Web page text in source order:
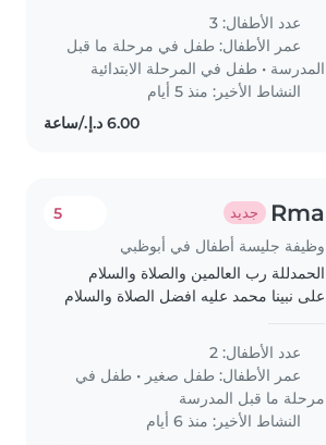
patience, and respect. *
Sometimes you may need to
accompany them to the play
area or playground..
عدد الأطفال: 3
عمر الأطفال: طفل في مرحلة ما قبل
المدرسة • طفل في المرحلة الابتدائية
النشاط الأخير: منذ 5 أيام
Rma جديد
وظيفة جليسة أطفال في أبوظبي
5
الحمدللة رب العالمين والصلاة والسلام
على نبينا محمد عليه افضل الصلاة والسلام
عدد الأطفال: 2
عمر الأطفال: طفل صغير • طفل في
مرحلة ما قبل المدرسة
النشاط الأخير: منذ 6 أيام